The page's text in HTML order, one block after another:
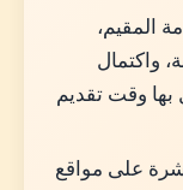
المقيم،
واكتمال
بها وقت تقديم
على مواقع